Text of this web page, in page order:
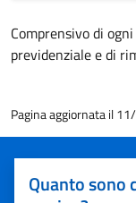
Comprensivo di
previdenziale e di
Pagina aggiornata il
Quanto sono